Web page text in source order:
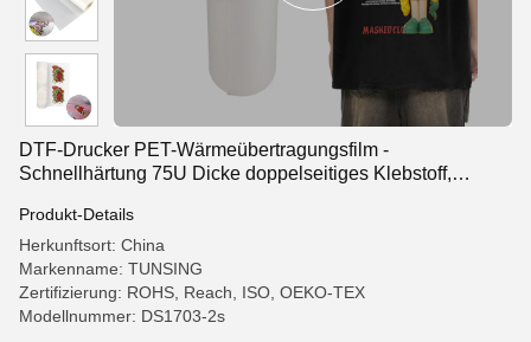
DTF-Drucker PET-Wärmeübertragungsfilm -
Schnellhärtung 75U Dicke doppelseitiges Klebstoff,
Produkt-Details
Herkunftsort: China
Markenname: TUNSING
Zertifizierung: ROHS, Reach, ISO, OEKO-TEX
Modellnummer: DS1703-2s